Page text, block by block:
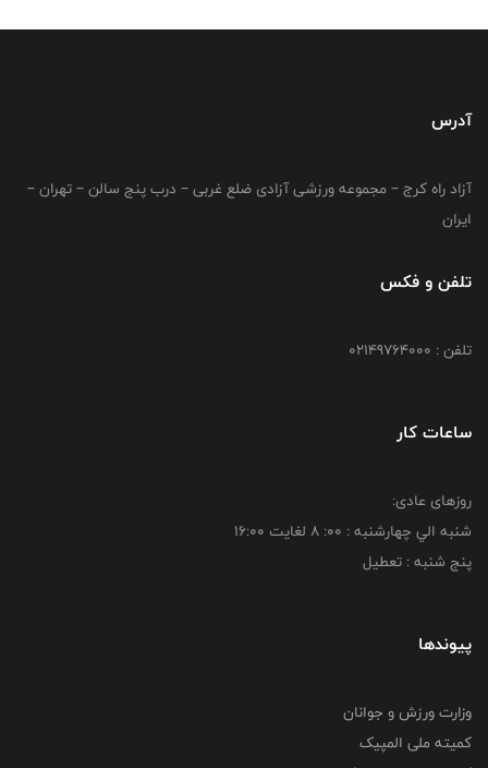
آدرس
آزاد راه کرج – مجموعه ورزشی آزادی ضلع غربی – درب پنج سالن – تهران –
ایران
تلفن و فکس
تلفن : 02149764000
ساعات کار
روزهای عادی:
شنبه الي چهارشنبه : 00: 8 لغايت 16:00
پنج شنبه : تعطیل
پیوندها
وزارت ورزش و جوانان
کمیته ملی المپیک